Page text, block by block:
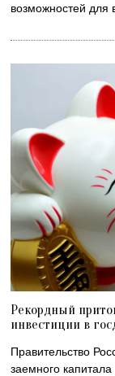
возможностей для
Рекордный
инвестиции в
Правительство
заемного